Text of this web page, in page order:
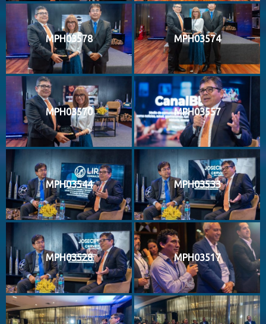
MPH03578 MPH03574
MPH03570 MPH03557
MPH03544 MPH03533
MPH03528 MPH03517